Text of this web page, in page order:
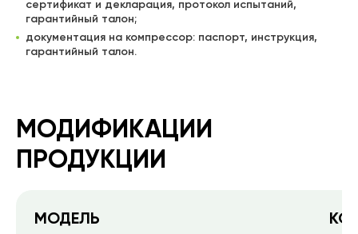
сертификат и декларация, протокол испытаний,
гарантийный талон;
документация на компрессор: паспорт, инструкция,
гарантийный талон.
МОДИФИКАЦИИ
ПРОДУКЦИИ
МОДЕЛЬ